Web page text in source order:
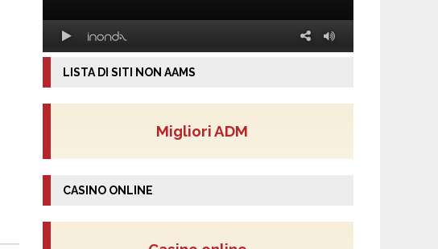
LISTA DI SITI NON AAMS
Migliori ADM
CASINO ONLINE